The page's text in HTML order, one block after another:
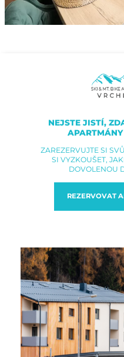
NEJSTE JISTÍ,
ZAREZERVUJTE SI
SI VYZKOUŠET,
DOVOLENOU
REZERVOVAT